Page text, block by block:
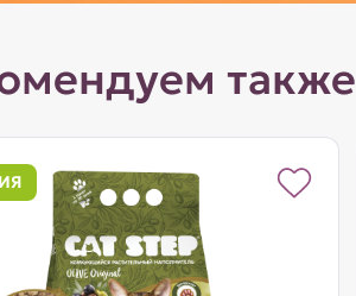
также